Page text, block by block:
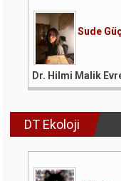
Sude
Dr. Hilmi Malik
DT Ekoloji